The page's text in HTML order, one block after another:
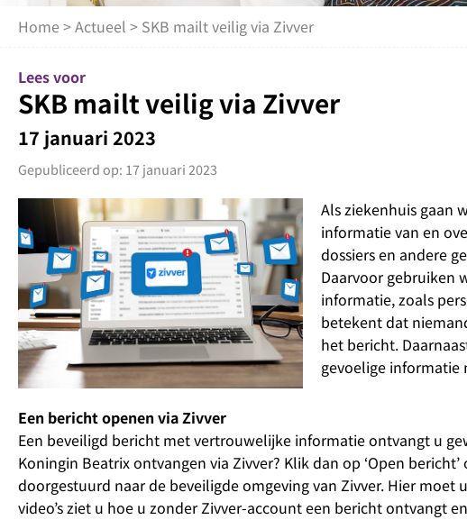
Home >Actueel > SKB mailt veilig via Zivver
Lees voor
SKB mailt veilig via Zivver
17 januari 2023
Gepubliceerd op: 17 januari 2023
Als ziekenhuis gaan
informatie van en
dossiers en andere
Daarvoor gebruiken
informatie, zoals
betekent dat
het bericht.
gevoelige informatie
Een bericht openen via Zivver
Een beveiligd bericht met vertrouwelijke informatie ontvangt u
Koningin Beatrix ontvangen via Zivver? Klik dan op ‘Open
doorgestuurd naar de beveiligde omgeving van Zivver. Hier
video’s ziet u hoe u zonder Zivver-account een bericht ontvangt